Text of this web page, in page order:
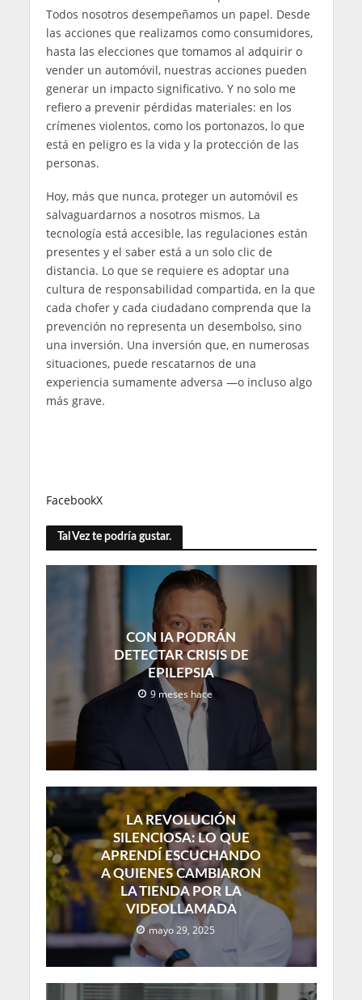
Todos nosotros desempeñamos un papel. Desde
las acciones que realizamos como consumidores,
hasta las elecciones que tomamos al adquirir o
vender un automóvil, nuestras acciones pueden
generar un impacto significativo. Y no solo me
refiero a prevenir pérdidas materiales: en los
crímenes violentos, como los portonazos, lo que
está en peligro es la vida y la protección de las
personas.
Hoy, más que nunca, proteger un automóvil es
salvaguardarnos a nosotros mismos. La
tecnología está accesible, las regulaciones están
presentes y el saber está a un solo clic de
distancia. Lo que se requiere es adoptar una
cultura de responsabilidad compartida, en la que
cada chofer y cada ciudadano comprenda que la
prevención no representa un desembolso, sino
una inversión. Una inversión que, en numerosas
situaciones, puede rescatarnos de una
experiencia sumamente adversa —o incluso algo
más grave.
FacebookX
Tal Vez te podría gustar.
CON IA PODRÁN
DETECTAR CRISIS DE
EPILEPSIA
9 meses hace
LA REVOLUCIÓN
SILENCIOSA: LO QUE
APRENDÍ ESCUCHANDO
A QUIENES CAMBIARON
LA TIENDA POR LA
VIDEOLLAMADA
mayo 29, 2025